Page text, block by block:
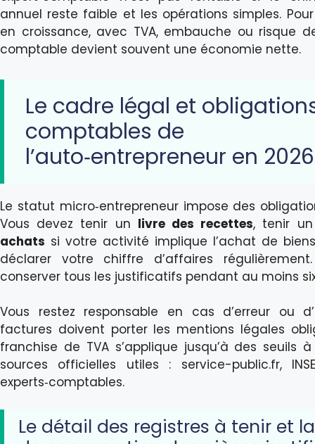
annuel reste faible et les opérations simples.
en croissance, avec TVA, embauche ou risque
comptable devient souvent une économie nette.
Le cadre légal et
comptables de
l’auto‑entrepreneur en 2026
Le statut micro‑entrepreneur impose des
Vous devez tenir un livre des recettes, tenir
achats si votre activité implique l’achat de
déclarer votre chiffre d’affaires
conserver tous les justificatifs pendant au moins
Vous restez responsable en cas d’erreur ou
factures doivent porter les mentions légales
franchise de TVA s’applique jusqu’à des seuils à
sources officielles utiles : service-public.fr,
experts‑comptables.
Le détail des registres à tenir et